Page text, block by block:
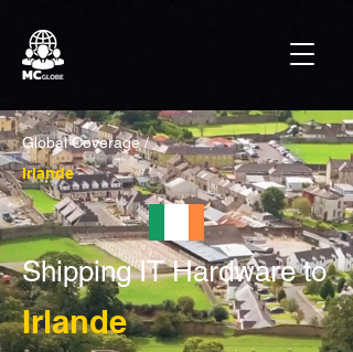
Global Coverage /
Irlande
Shipping IT Hardware to
Irlande